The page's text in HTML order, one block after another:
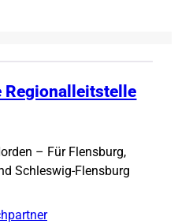
Regionalleitstelle
– Für Flensburg,
Schleswig-Flensburg